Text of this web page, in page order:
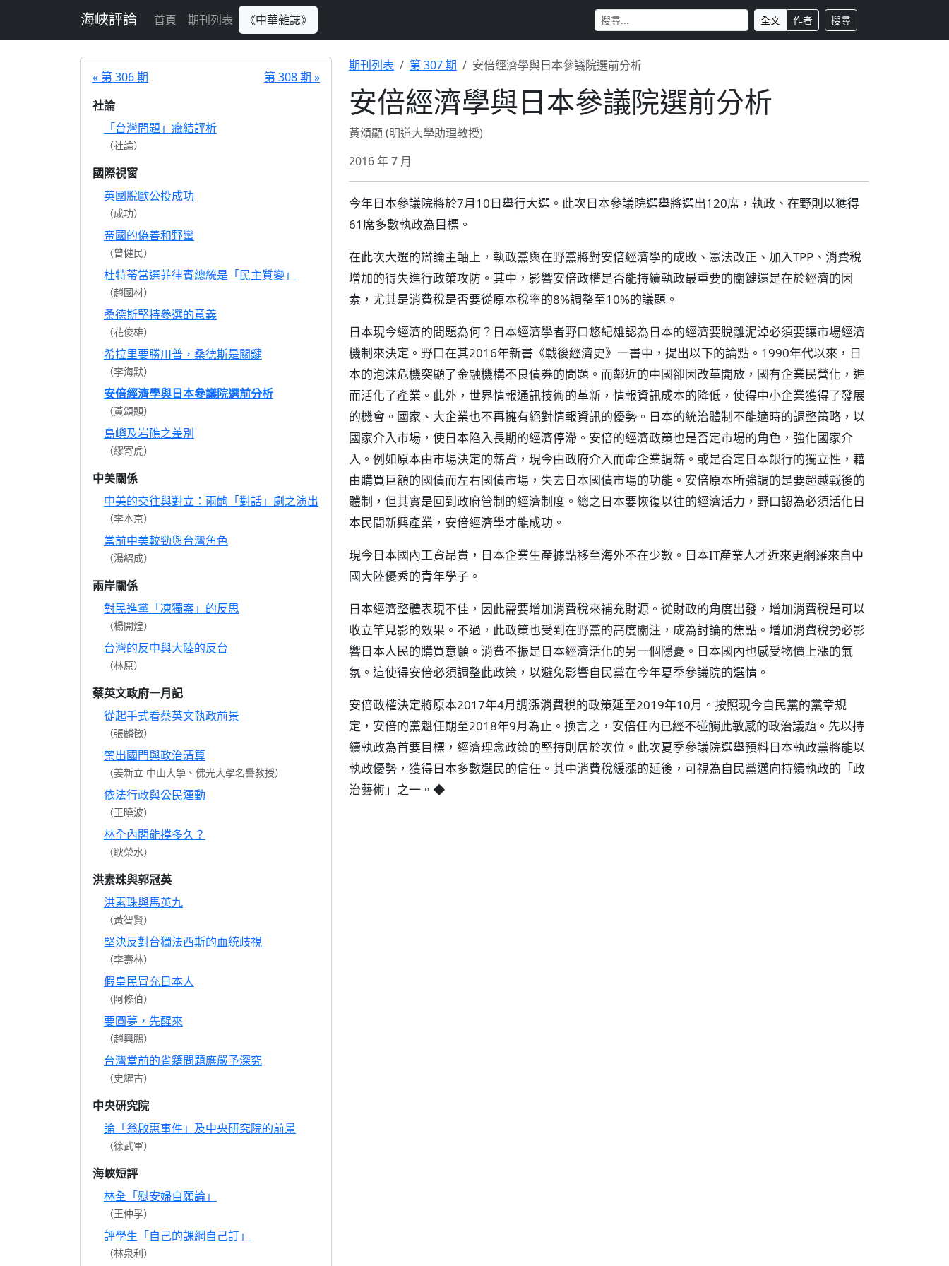
海峽評論 首頁 期刊列表 《中華雜誌》 全文 作者 搜尋
« 第 306 期
第 308 期 »
社論
「台灣問題」癥結評析
（社論）
國際視窗
英國脫歐公投成功
（成功）
帝國的偽善和野蠻
（曾健民）
杜特蒂當選菲律賓總統是「民主質變」
（趙國材）
桑德斯堅持參選的意義
（花俊雄）
希拉里要勝川普，桑德斯是關鍵
（李海默）
安倍經濟學與日本參議院選前分析
（黃頌顯）
島嶼及岩礁之差別
（繆寄虎）
中美關係
中美的交往與對立：兩齣「對話」劇之演出
（李本京）
當前中美較勁與台灣角色
（湯紹成）
兩岸關係
對民進黨「凍獨案」的反思
（楊開煌）
台灣的反中與大陸的反台
（林原）
蔡英文政府一月記
從起手式看蔡英文執政前景
（張麟徵）
禁出國門與政治清算
（姜新立 中山大學、佛光大學名譽教授）
依法行政與公民運動
（王曉波）
林全內閣能撐多久？
（耿榮水）
洪素珠與郭冠英
洪素珠與馬英九
（黃智賢）
堅決反對台獨法西斯的血統歧視
（李壽林）
假皇民冒充日本人
（阿修伯）
要圓夢，先醒來
（趙興鵬）
台灣當前的省籍問題應嚴予深究
（史耀古）
中央研究院
論「翁啟惠事件」及中央研究院的前景
（徐武軍）
海峽短評
林全「慰安婦自願論」
（王仲孚）
評學生「自己的課綱自己訂」
（林泉利）
期刊列表 第 307 期 安倍經濟學與日本參議院選前分析
安倍經濟學與日本參議院選前分析
黃頌顯 (明道大學助理教授)
2016 年 7 月
今年日本參議院將於7月10日舉行大選。此次日本參議院選舉將選出120席，執政、在野則以獲得
61席多數執政為目標。
在此次大選的辯論主軸上，執政黨與在野黨將對安倍經濟學的成敗、憲法改正、加入TPP、消費稅
增加的得失進行政策攻防。其中，影響安倍政權是否能持續執政最重要的關鍵還是在於經濟的因
素，尤其是消費稅是否要從原本稅率的8%調整至10%的議題。
日本現今經濟的問題為何？日本經濟學者野口悠紀雄認為日本的經濟要脫離泥淖必須要讓市場經濟
機制來決定。野口在其2016年新書《戰後經濟史》一書中，提出以下的論點。1990年代以來，日
本的泡沫危機突顯了金融機構不良債券的問題。而鄰近的中國卻因改革開放，國有企業民營化，進
而活化了產業。此外，世界情報通訊技術的革新，情報資訊成本的降低，使得中小企業獲得了發展
的機會。國家、大企業也不再擁有絕對情報資訊的優勢。日本的統治體制不能適時的調整策略，以
國家介入市場，使日本陷入長期的經濟停滯。安倍的經濟政策也是否定市場的角色，強化國家介
入。例如原本由市場決定的薪資，現今由政府介入而命企業調薪。或是否定日本銀行的獨立性，藉
由購買巨額的國債而左右國債市場，失去日本國債市場的功能。安倍原本所強調的是要超越戰後的
體制，但其實是回到政府管制的經濟制度。總之日本要恢復以往的經濟活力，野口認為必須活化日
本民間新興產業，安倍經濟學才能成功。
現今日本國內工資昂貴，日本企業生產據點移至海外不在少數。日本IT產業人才近來更網羅來自中
國大陸優秀的青年學子。
日本經濟整體表現不佳，因此需要增加消費稅來補充財源。從財政的角度出發，增加消費稅是可以
收立竿見影的效果。不過，此政策也受到在野黨的高度關注，成為討論的焦點。增加消費稅勢必影
響日本人民的購買意願。消費不振是日本經濟活化的另一個隱憂。日本國內也感受物價上漲的氣
氛。這使得安倍必須調整此政策，以避免影響自民黨在今年夏季參議院的選情。
安倍政權決定將原本2017年4月調漲消費稅的政策延至2019年10月。按照現今自民黨的黨章規
定，安倍的黨魁任期至2018年9月為止。換言之，安倍任內已經不碰觸此敏感的政治議題。先以持
續執政為首要目標，經濟理念政策的堅持則居於次位。此次夏季參議院選舉預料日本執政黨將能以
執政優勢，獲得日本多數選民的信任。其中消費稅緩漲的延後，可視為自民黨邁向持續執政的「政
治藝術」之一。◆